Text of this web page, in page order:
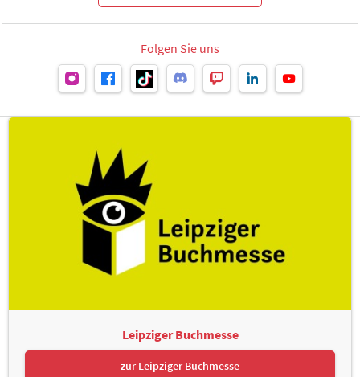
Folgen Sie uns
Leipziger Buchmesse
zur Leipziger Buchmesse